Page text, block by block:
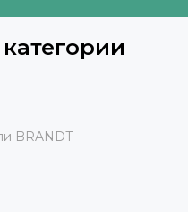
BRANDT